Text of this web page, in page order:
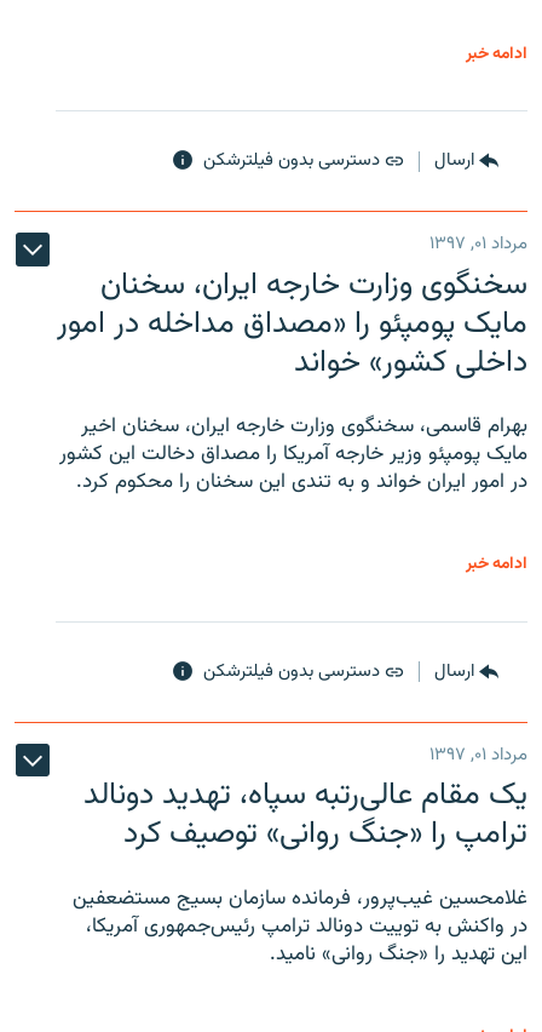
ادامه خبر
ارسال دسترسی بدون فیلترشکن
مرداد ۰۱, ۱۳۹۷
سخنگوی وزارت خارجه ایران، سخنان
مایک پومپئو را «مصداق مداخله در امور
داخلی کشور» خواند
بهرام قاسمی، سخنگوی وزارت خارجه ایران، سخنان اخیر
مایک پومپئو وزیر خارجه آمریکا را مصداق دخالت این کشور
در امور ایران خواند و به تندی این سخنان را محکوم کرد.
ادامه خبر
ارسال دسترسی بدون فیلترشکن
مرداد ۰۱, ۱۳۹۷
یک مقام عالی‌رتبه سپاه، تهدید دونالد
ترامپ را «جنگ روانی» توصیف کرد
غلامحسین غیب‌پرور، فرمانده سازمان بسیج مستضعفین
در واکنش به توییت دونالد ترامپ رئیس‌جمهوری آمریکا،
این تهدید را «جنگ روانی» نامید.